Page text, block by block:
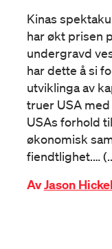
Kinas
har økt prisen
undergravd
har dette å si
utviklinga av
truer USA
USAs forhold
økonomisk
fiendtlighet.…
AvJason